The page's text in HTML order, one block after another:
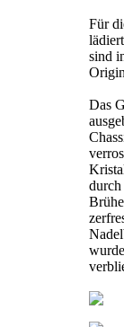
Für
sind
Das
durch